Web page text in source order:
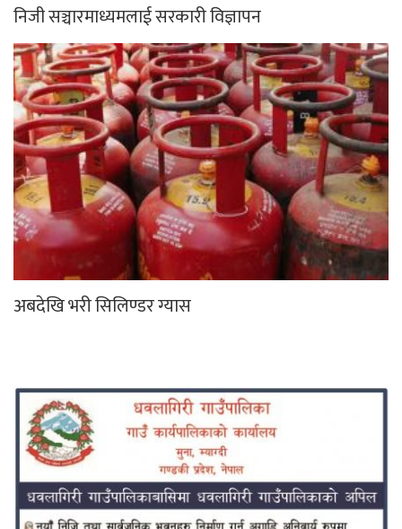
निजी सञ्चारमाध्यमलाई सरकारी विज्ञापन
अबदेखि भरी सिलिण्डर ग्यास